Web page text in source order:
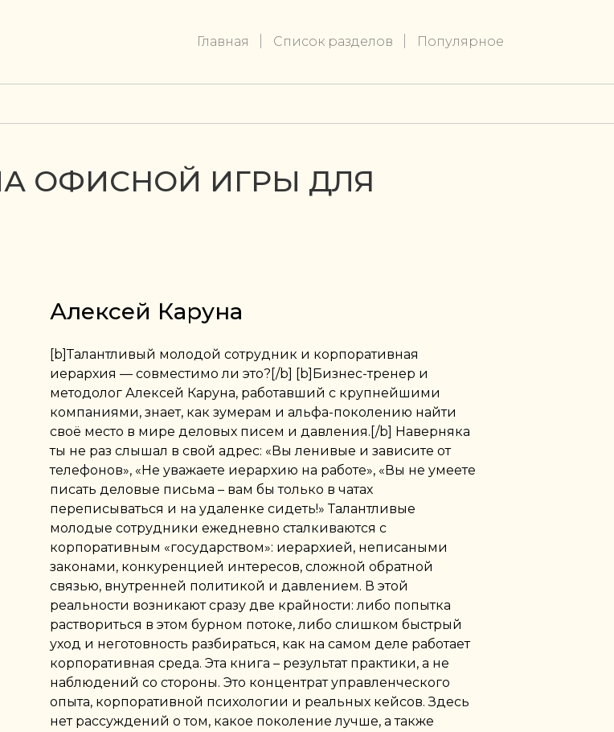
Главная Список разделов Популярное
ОФИСНОЙ ИГРЫ ДЛЯ
Алексей Каруна
[b]Талантливый молодой сотрудник и корпоративная
иерархия — совместимо ли это?[/b] [b]Бизнес-тренер и
методолог Алексей Каруна, работавший с крупнейшими
компаниями, знает, как зумерам и альфа-поколению найти
своё место в мире деловых писем и давления.[/b] Наверняка
ты не раз слышал в свой адрес: «Вы ленивые и зависите от
телефонов», «Не уважаете иерархию на работе», «Вы не умеете
писать деловые письма – вам бы только в чатах
переписываться и на удаленке сидеть!» Талантливые
молодые сотрудники ежедневно сталкиваются с
корпоративным «государством»: иерархией, неписаными
законами, конкуренцией интересов, сложной обратной
связью, внутренней политикой и давлением. В этой
реальности возникают сразу две крайности: либо попытка
раствориться в этом бурном потоке, либо слишком быстрый
уход и неготовность разбираться, как на самом деле работает
корпоративная среда. Эта книга – результат практики, а не
наблюдений со стороны. Это концентрат управленческого
опыта, корпоративной психологии и реальных кейсов. Здесь
нет рассуждений о том, какое поколение лучше, а также